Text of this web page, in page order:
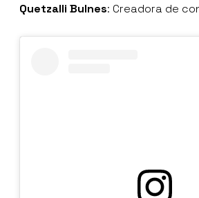
Quetzalli Bulnes: Creadora de